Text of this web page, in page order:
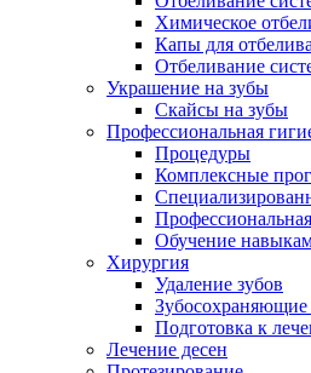
Химическое
Капы для
Отбеливание
Украшение на зубы
Скайсы на зубы
Профессиональная
Процедуры
Комплексные
Обучение
Хирургия
Удаление зубов
Зубосохраняющие
Подготовка к
Лечение десен